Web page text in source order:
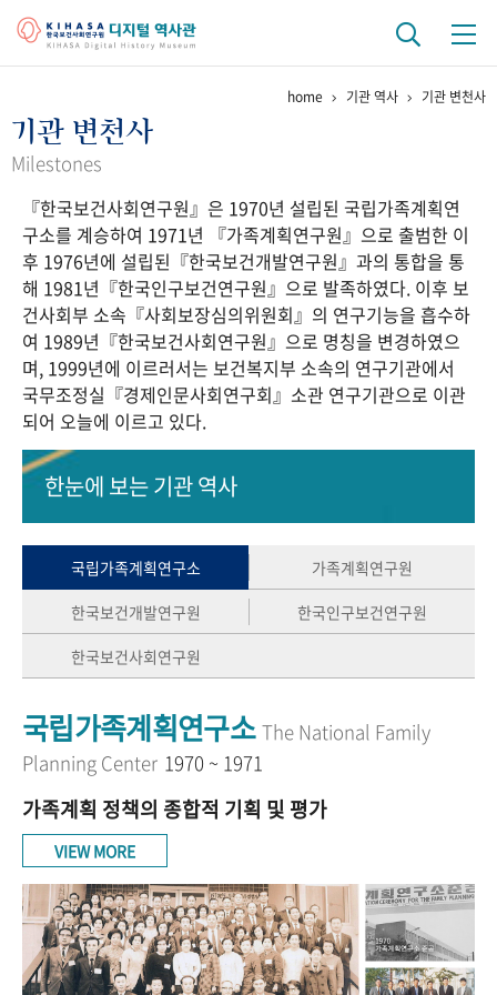
걸어온 길 기관 변천사
연구 역사
정책과 연구 키워드로 보는 연구 역사
연구자들
간행물 변천사
기록물 아카이브
사진 아카이브 문서 기록물 행정박물 영상 기록물
50+1 주년 기념
세계와 함께 한 KIHASA
VR 역사관
home 기관 역사 기관 변천사
기관 변천사
Milestones
『한국보건사회연구원』은 1970년 설립된 국립가족계획연
구소를 계승하여 1971년 『가족계획연구원』으로 출범한 이
후 1976년에 설립된『한국보건개발연구원』과의 통합을 통
해 1981년『한국인구보건연구원』으로 발족하였다. 이후 보
건사회부 소속『사회보장심의위원회』의 연구기능을 흡수하
여 1989년『한국보건사회연구원』으로 명칭을 변경하였으
며, 1999년에 이르러서는 보건복지부 소속의 연구기관에서
국무조정실『경제인문사회연구회』소관 연구기관으로 이관
되어 오늘에 이르고 있다.
한눈에 보는기관 역사
국립가족계획연구소
가족계획연구원
한국보건개발연구원
한국인구보건연구원
한국보건사회연구원
국립가족계획연구소 The National Family
Planning Center 1970 ~ 1971
가족계획 정책의 종합적 기획 및 평가
VIEW MORE